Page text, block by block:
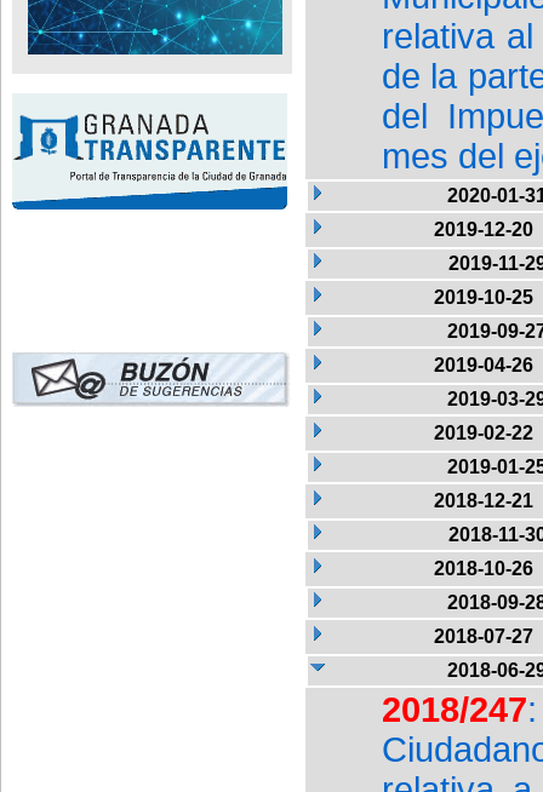
relativa
de la
del
mes del
2020-01-
2019-12-20
2019-11-
2019-10-25
2019-09-
2019-04-26
2019-03-
2019-02-22
2019-01-
2018-12-21
2018-11-
2018-10-26
2018-09-
2018-07-27
2018-06-
2018/247